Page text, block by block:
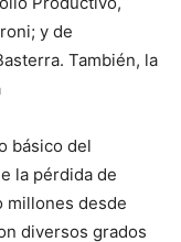
y de
También, la
básico del
la pérdida de
millones desde
diversos grados